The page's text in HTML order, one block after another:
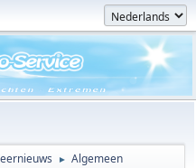
► Algemeen